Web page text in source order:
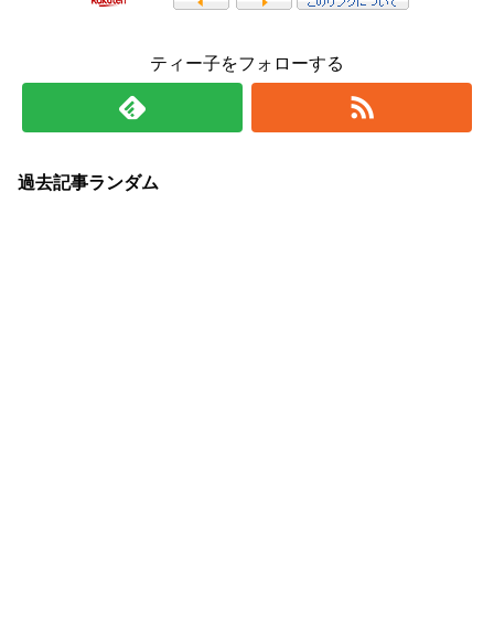
ティー子をフォローする
過去記事ランダム